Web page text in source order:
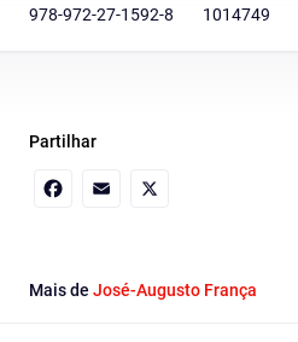
978-972-27-1592-8
1014749
Partilhar
Mais de José-Augusto França